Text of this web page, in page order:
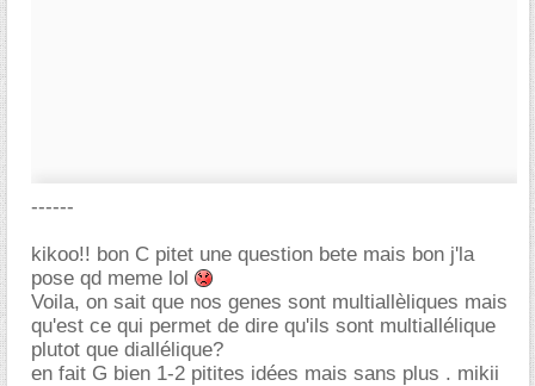
------
kikoo!! bon C pitet une question bete mais bon j'la
pose qd meme lol
Voila, on sait que nos genes sont multiallèliques mais
qu'est ce qui permet de dire qu'ils sont multiallélique
plutot que diallélique?
en fait G bien 1-2 pitites idées mais sans plus . mikii